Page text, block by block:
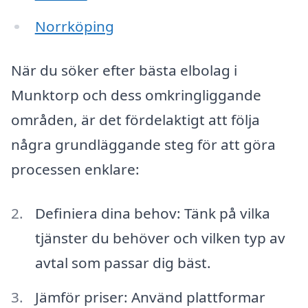
Norrköping
När du söker efter bästa elbolag i
Munktorp och dess omkringliggande
områden, är det fördelaktigt att följa
några grundläggande steg för att göra
processen enklare:
Definiera dina behov: Tänk på vilka
tjänster du behöver och vilken typ av
avtal som passar dig bäst.
Jämför priser: Använd plattformar